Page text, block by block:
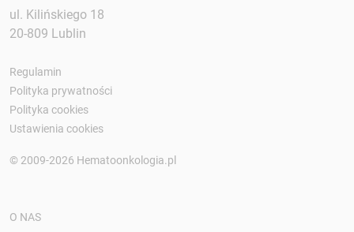
ul. Kilińskiego 18
20-809 Lublin
Regulamin
Polityka prywatności
Polityka cookies
Ustawienia cookies
© 2009-2026 Hematoonkologia.pl
O NAS